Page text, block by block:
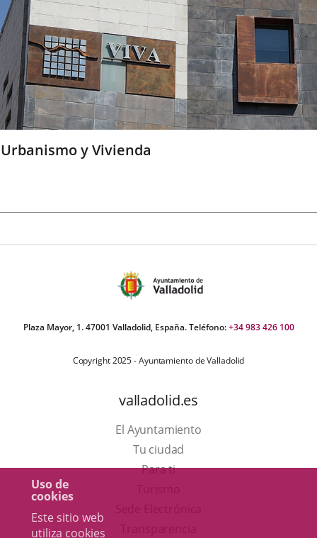
Uso de
cookies
Este sitio web
utiliza cookies
Urbanismo y Vivienda
Plaza Mayor, 1. 47001 Valladolid, España. Teléfono:+34 983 426 100
Copyright 2025 - Ayuntamiento de Valladolid
valladolid.es
El Ayuntamiento
Tu ciudad
Para ti